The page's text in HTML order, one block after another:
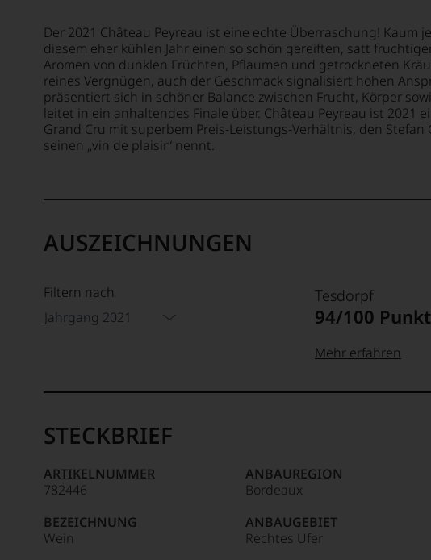
Der 2021 Château Peyreau ist eine echte Überraschung! Kaum
diesem eher kühlen Jahr einen so schön gereiften, satt
Aromen von dunklen Früchten, Pflaumen und getrockneten
reines Vergnügen, auch der Geschmack signalisiert hohen
präsentiert sich in schöner Balance zwischen Frucht, Körper
leitet in ein anhaltendes Finale über. Château Peyreau ist 2021
Grand Cru mit superbem Preis-Leistungs-Verhältnis, den Stefan
seinen „vin de plaisir“ nennt.
AUSZEICHNUNGEN
Filtern nach
Jahrgang 2021
Tesdorpf
94/100
99–100 Punkte:
Tesdorpf
für
Wine«,
für
die
Mehr erfahren
STECKBRIEF
ARTIKELNUMMER
782446
BEZEICHNUNG
Wein
ANBAUREGION
Bordeaux
ANBAUGEBIET
Rechtes Ufer